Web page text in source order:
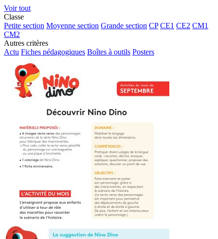
Voir tout
Classe
Petite section Moyenne section Grande section CP CE1 CE2 CM1
CM2
Autres critères
Actu Fiches pédagogiques Boîtes à outils Posters